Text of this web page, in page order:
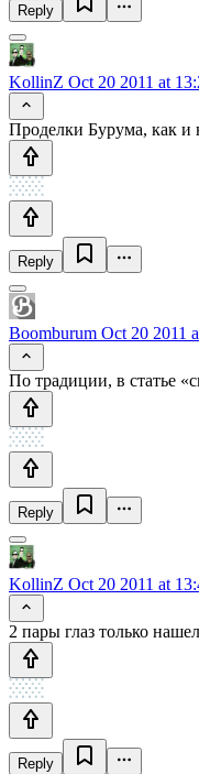
Reply
KollinZ Oct 20 2011 at
Проделки Бурума, как и
Reply
Boomburum Oct 20 2011
По традиции, в статье
Reply
KollinZ Oct 20 2011 at
2 пары глаз только
Reply